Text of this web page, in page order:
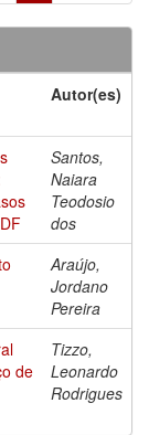
Autor(es)
Santos,
Naiara
Teodosio
dos
Araújo,
Jordano
Pereira
de
Tizzo,
Leonardo
Rodrigues